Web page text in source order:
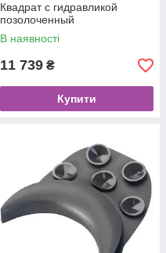
Квадрат с гидравликой
позолоченный
В наявності
11 739 ₴
Купити